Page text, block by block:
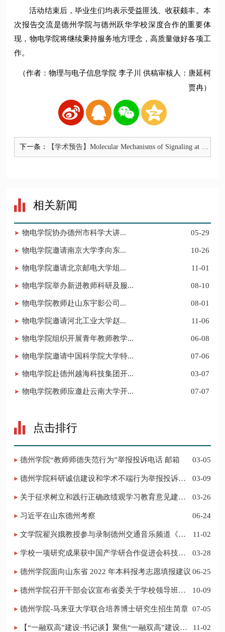
活动结束后，毕业生们均表示受益匪浅、收获颇丰。本
次报告交流是德州学院与德州跃华学校深度合作的重要体
现，物电学院将继续秉持服务地方理念，高质量做好各项工
作。
（作者：物理与电子信息学院 李子川 供稿审核人：唐延柯
贾冉）
下一条：
​【学术预告】Molecular Mechanisms of Signaling at Ch
emical Synapses（化学突触信号传导的分子机制）
相关新闻
​物电学院协办德州市科学大讲... 05-29
​物电学院邀请南京大学李向东... 10-26
​物电学院邀请北京邮电大学俎... 11-01
物电学院举办新进教师科研及服... 08-10
​物电学院教师赴山东宇影公司... 08-01
​物电学院邀请河北工业大学赵... 11-06
物电学院组织开展青年教师教学... 06-08
物电学院邀请中国科学院大学特... 07-06
物电学院赴德州越海科技集团开... 03-07
物电学院教师应邀赴云南大学开... 07-07
点击排行
德州学院“教师师德失范行为”举报投诉电话 邮箱 03-05
德州学院科研诚信建设和学术不端行为举报投诉电
03-09
03-26
习近平在山东德州考察 06-24
​文学院翟兴娥教授参与录制德州交通音乐频道《科
11-02
学校一项研究成果获中国产学研合作促进会科技创
03-28
德州学院面向山东省 2022 年本科报考志愿填报建议 06-25
​德州学院召开干部会议宣布省委关于学校领导班子
10-09
德州学院-马来亚大学联合培养博士研究生招生简章 07-05
11-02